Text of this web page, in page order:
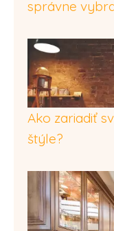
správne
Ako zariadiť
štýle?